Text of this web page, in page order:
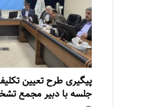
پیگیری طرح تعیین
جلسه با دبیر مجمع